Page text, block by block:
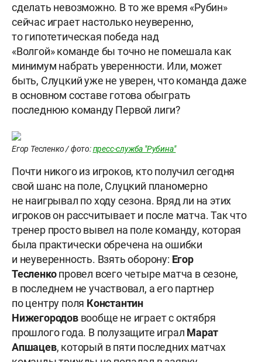
сделать невозможно. В то же время «Рубин»
сейчас играет настолько неуверенно,
то гипотетическая победа над
«Волгой» команде бы точно не помешала как
минимум набрать уверенности. Или, может
быть, Слуцкий уже не уверен, что команда даже
в основном составе готова обыграть
последнюю команду Первой лиги?
Егор Тесленко / фото:пресс-служба "Рубина"
Почти никого из игроков, кто получил сегодня
свой шанс на поле, Слуцкий планомерно
не наигрывал по ходу сезона. Вряд ли на этих
игроков он рассчитывает и после матча. Так что
тренер просто вывел на поле команду, которая
была практически обречена на ошибки
и неуверенность. Взять оборону: Егор
Тесленкопровел всего четыре матча в сезоне,
в последнем не участвовал, а его партнер
по центру поля Константин
Нижегородоввообще не играет с октября
прошлого года. В полузащите играл Марат
Апшацев, который в пяти последних матчах